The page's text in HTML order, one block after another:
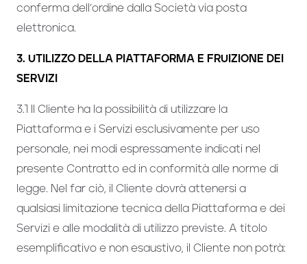
conferma dell’ordine dalla Società via posta
elettronica.
3. UTILIZZO DELLA PIATTAFORMA E FRUIZIONE DEI
SERVIZI
3.1 Il Cliente ha la possibilità di utilizzare la
Piattaforma e i Servizi esclusivamente per uso
personale, nei modi espressamente indicati nel
presente Contratto ed in conformità alle norme di
legge. Nel far ciò, il Cliente dovrà attenersi a
qualsiasi limitazione tecnica della Piattaforma e dei
Servizi e alle modalità di utilizzo previste. A titolo
esemplificativo e non esaustivo, il Cliente non potrà: